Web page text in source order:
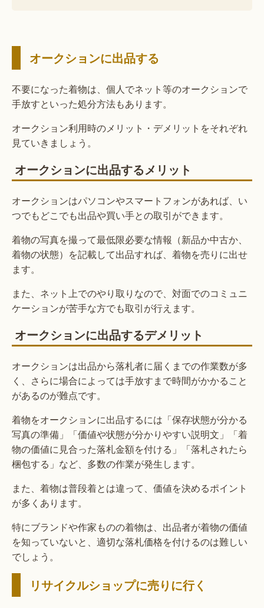
オークションに出品する
不要になった着物は、個人でネット等のオークションで
手放すといった処分方法もあります。
オークション利用時のメリット・デメリットをそれぞれ
見ていきましょう。
オークションに出品するメリット
オークションはパソコンやスマートフォンがあれば、い
つでもどこでも出品や買い手との取引ができます。
着物の写真を撮って最低限必要な情報（新品か中古か、
着物の状態）を記載して出品すれば、着物を売りに出せ
ます。
また、ネット上でのやり取りなので、対面でのコミュニ
ケーションが苦手な方でも取引が行えます。
オークションに出品するデメリット
オークションは出品から落札者に届くまでの作業数が多
く、さらに場合によっては手放すまで時間がかかること
があるのが難点です。
着物をオークションに出品するには「保存状態が分かる
写真の準備」「価値や状態が分かりやすい説明文」「着
物の価値に見合った落札金額を付ける」「落札されたら
梱包する」など、多数の作業が発生します。
また、着物は普段着とは違って、価値を決めるポイント
が多くあります。
特にブランドや作家ものの着物は、出品者が着物の価値
を知っていないと、適切な落札価格を付けるのは難しい
でしょう。
リサイクルショップに売りに行く